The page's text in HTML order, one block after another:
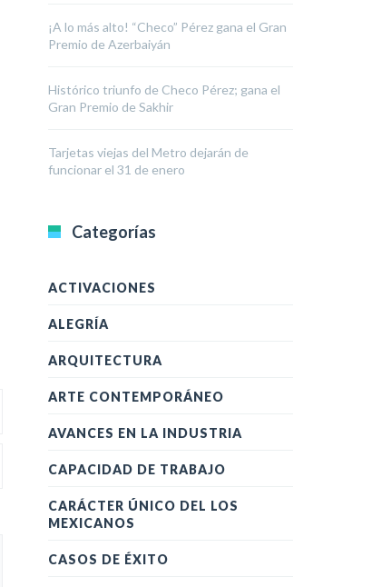
¡A lo más alto! “Checo” Pérez gana el Gran
Premio de Azerbaiyán
Histórico triunfo de Checo Pérez; gana el
Gran Premio de Sakhir
Tarjetas viejas del Metro dejarán de
funcionar el 31 de enero
Categorías
ACTIVACIONES
ALEGRÍA
ARQUITECTURA
ARTE CONTEMPORÁNEO
AVANCES EN LA INDUSTRIA
CAPACIDAD DE TRABAJO
CARÁCTER ÚNICO DEL LOS
MEXICANOS
CASOS DE ÉXITO